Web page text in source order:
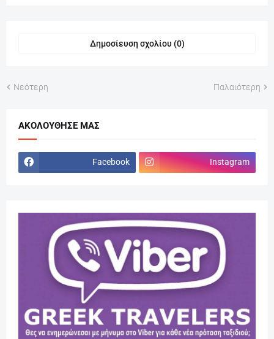
Δημοσίευση σχολίου (0)
Νεότερη Παλαιότερη
ΑΚΟΛΟΎΘΗΣΕ ΜΑΣ
Facebook Instagram